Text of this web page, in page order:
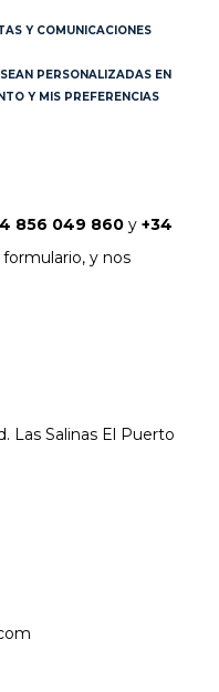
Y COMUNICACIONES
PERSONALIZADAS EN
Y MIS PREFERENCIAS
856 049 860 y +34
y nos
Las Salinas El Puerto